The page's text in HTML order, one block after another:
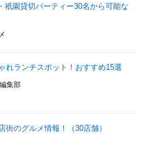
祇園貸切パーティー30名から可能な
れランチスポット！おすすめ15選
集部
街のグルメ情報！（30店舗）